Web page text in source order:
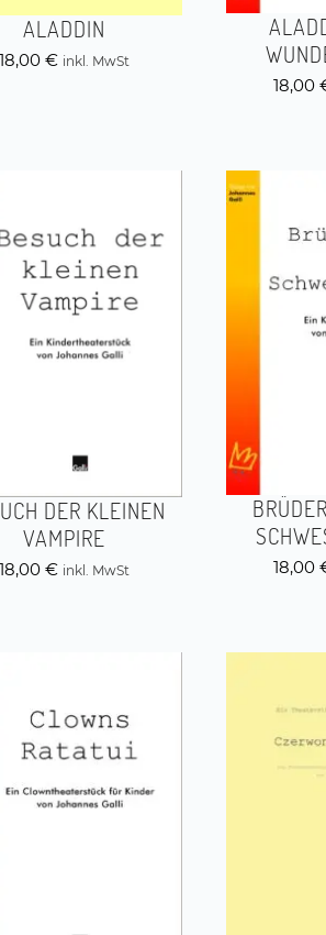
ALADDIN
18,00€ inkl. MwSt
18,00
DER KLEINEN
VAMPIRE
18,00€ inkl. MwSt 18,00